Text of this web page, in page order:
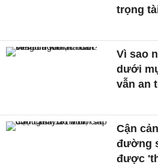
trọng
Vì sao
dưới
vẫn an
Cận
đường
được